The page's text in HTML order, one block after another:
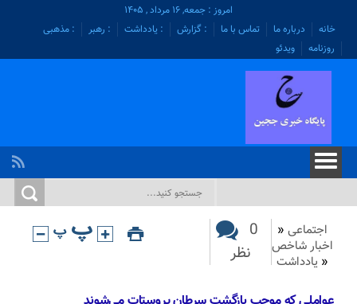
امروز : جمعه, ۱۶ مرداد , ۱۴۰۵
خانه
درباره ما تماس با ما : گزارش : یادداشت : رهبر
: مذهبی
روزنامه
ویدئو
اجتماعی «
اخبار شاخص
« یادداشت
0
نظر